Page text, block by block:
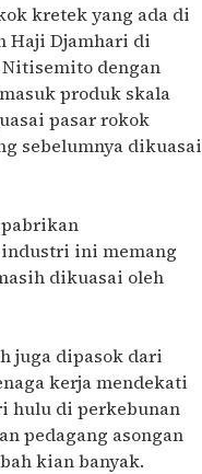
kretek yang ada di
Haji Djamhari di
Nitisemito dengan
produk skala
pasar rokok
sebelumnya dikuasai
ini memang
dikuasai oleh
juga dipasok dari
kerja mendekati
hulu di perkebunan
pedagang asongan
kian banyak.